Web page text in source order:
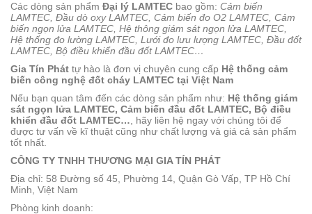
Các dòng sản phẩm Đại lý LAMTEC bao gồm: Cảm biến
LAMTEC, Đầu dò oxy LAMTEC, Cảm biến đo O2 LAMTEC, Cảm
biến ngọn lửa LAMTEC, Hệ thông giám sát ngọn lửa LAMTEC,
Hệ thống đo lường LAMTEC, Lưới đo lưu lượng LAMTEC, Đầu đốt
LAMTEC, Bộ điều khiển đầu đốt LAMTEC…
Gia Tín Phát tự hào là đơn vị chuyên cung cấp Hệ thống cảm
biến công nghệ đốt cháy LAMTEC tại Việt Nam
Nếu bạn quan tâm đến các dòng sản phẩm như: Hệ thống giám
sát ngọn lửa LAMTEC, Cảm biến đầu đốt LAMTEC, Bộ điều
khiển đầu đốt LAMTEC… , hãy liên hệ ngay với chúng tôi để
được tư vấn về kĩ thuật cũng như chất lượng và giá cả sản phẩm
tốt nhất.
CÔNG TY TNHH THƯƠNG MẠI GIA TÍN PHÁT
Địa chỉ: 58 Đường số 45, Phường 14, Quận Gò Vấp, TP Hồ Chí
Minh, Việt Nam
Phòng kinh doanh: